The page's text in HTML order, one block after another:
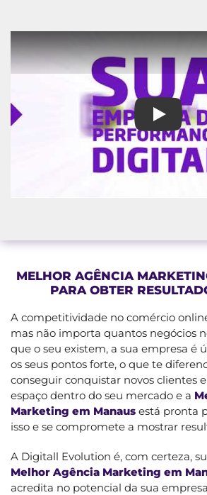
Melhor
MELHOR AGÊNCIA
PARA OBTER
A competitividade no comércio
mas não importa quantos negócios
que o seu existem, a sua empresa é
os seus pontos forte, o que te
conseguir conquistar novos clientes
espaço dentro do seu mercado e a
Marketing em Manaus está pronta
isso e se compromete a mostrar
A Digitall Evolution é, com certeza,
Melhor Agência Marketing em
acredita no potencial da sua